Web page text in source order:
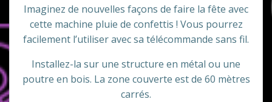
Imaginez de nouvelles façons de faire la fête avec
cette machine pluie de confettis ! Vous pourrez
facilement l’utiliser avec sa télécommande sans fil.
Installez-la sur une structure en métal ou une
poutre en bois. La zone couverte est de 60 mètres
carrés.